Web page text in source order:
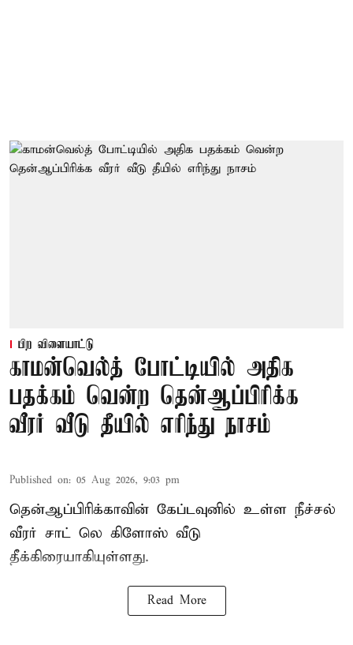
பிற விளையாட்டு
காமன்வெல்த் போட்டியில் அதிக
பதக்கம் வென்ற தென்ஆப்பிரிக்க
வீரர் வீடு தீயில் எரிந்து நாசம்
Published on: 05 Aug 2026, 9:03 pm
தென்ஆப்பிரிக்காவின் கேப்டவுனில் உள்ள நீச்சல்
வீரர் சாட் லெ கிளோஸ் வீடு
தீக்கிரையாகியுள்ளது.
Read More